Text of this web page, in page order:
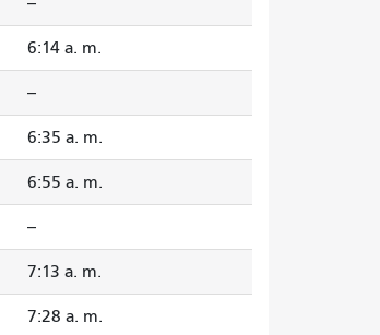
6:14 a. m.
--
6:35 a. m.
6:55 a. m.
--
7:13 a. m.
7:28 a. m.